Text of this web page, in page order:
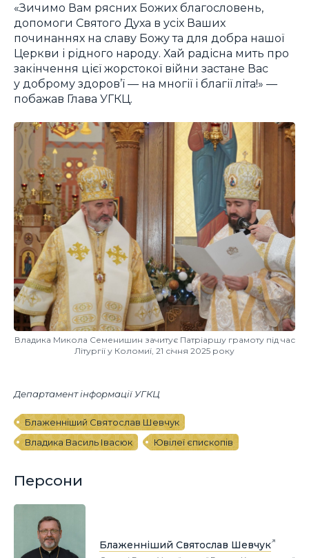
«Зичимо Вам рясних Божих благословень,
допомоги Святого Духа в усіх Ваших
починаннях на славу Божу та для добра нашої
Церкви і рідного народу. Хай радісна мить про
закінчення цієї жорстокої війни застане Вас
у доброму здоров’ї — на многії і благії літа!» —
побажав Глава УГКЦ.
Владика Микола Семенишин зачитує Патріаршу грамоту під час
Літургії у Коломиї, 21 січня 2025 року
Департамент інформації УГКЦ
Блаженніший Святослав Шевчук
Владика Василь Івасюк
Ювілеї єпископів
Персони
Блаженніший Святослав Шевчук